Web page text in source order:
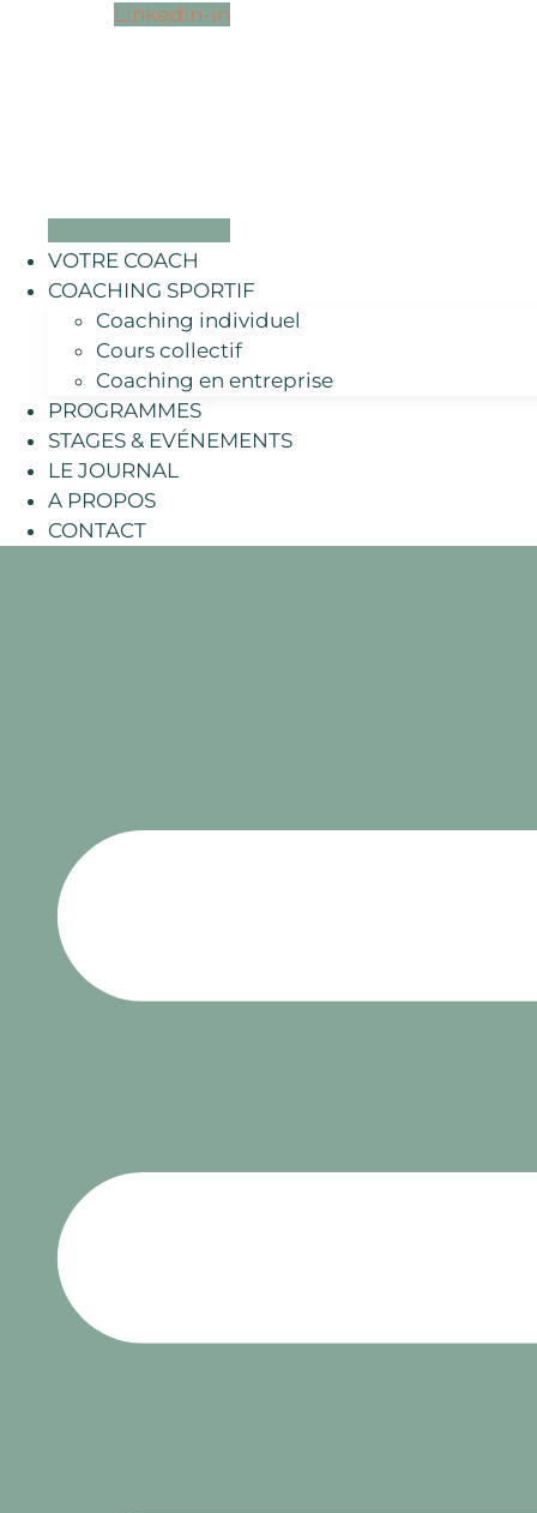
Linkedin-in
VOTRE COACH
COACHING SPORTIF
Coaching individuel
Cours collectif
Coaching en entreprise
PROGRAMMES
STAGES & EVÉNEMENTS
LE JOURNAL
A PROPOS
CONTACT